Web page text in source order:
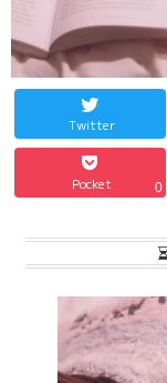
Twitter
Pocket 0